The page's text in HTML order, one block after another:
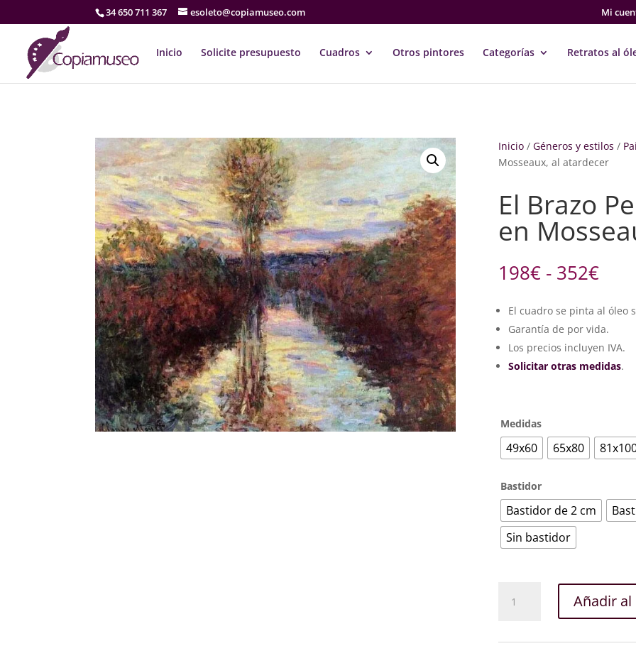
34 650 711 367 esoleto@copiamuseo.com Mi
Inicio Solicite presupuesto Cuadros Otros pintores Categorías Retratos al
Inicio/ Géneros y estilos /
Mosseaux, al atardecer
El Brazo
en
198€ - 352€
de
198€
hasta
352€
El cuadro se pinta al óleo
Garantía de por vida.
Los precios incluyen IVA.
Solicitar otras medidas.
Medidas
49x60 65x80
Bastidor
Bastidor de 2 cm
Sin bastidor
Brazo
del
Añadir